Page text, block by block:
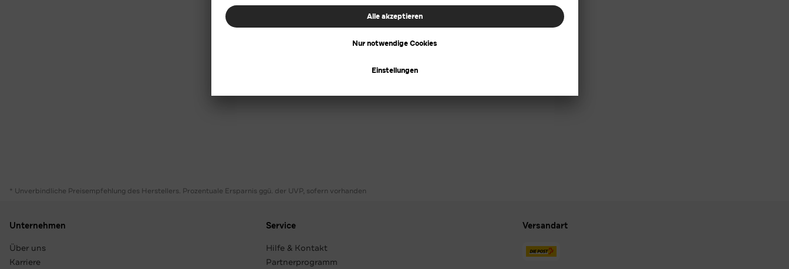
* Unverbindliche Preisempfehlung des Herstellers. Prozentuale Ersparnis ggü. der UVP, sofern vorhanden
Unternehmen
Über uns
Karriere
Service
Hilfe & Kontakt
Partnerprogramm
Versandart